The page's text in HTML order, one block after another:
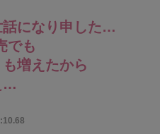
話になり申した…
でも
増えたから
…